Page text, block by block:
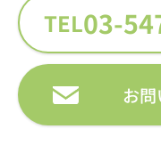
TEL03-
お